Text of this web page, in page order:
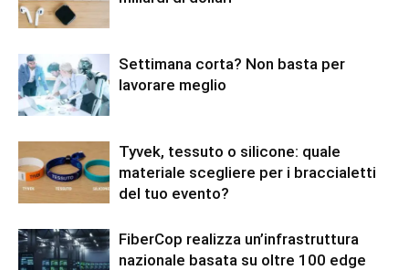
Settimana corta? Non basta per
lavorare meglio
Tyvek, tessuto o silicone: quale
materiale scegliere per i braccialetti
del tuo evento?
FiberCop realizza un’infrastruttura
nazionale basata su oltre 100 edge